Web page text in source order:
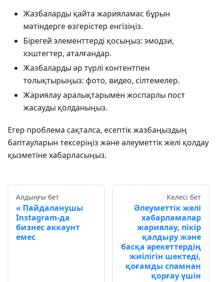
Жазбаларды қайта жарияламас бұрын
мәтіндерге өзгерістер енгізіңіз.
Бірегей элементтерді қосыңыз: эмодзи,
хэштегтер, аталғандар.
Жазбаларды әр түрлі контентпен
толықтырыңыз: фото, видео, сілтемелер.
Жариялау аралықтарымен жоспарлы пост
жасауды қолданыңыз.
Егер проблема сақталса, есептік жазбаңыздың
баптауларын тексеріңіз және әлеуметтік желі қолдау
қызметіне хабарласыңыз.
Алдыңғы бет
Пайдаланушы
Instagram-да
бизнес аккаунт
емес
Келесі бет
Әлеуметтік желі
хабарламалар
жариялау, пікір
қалдыру және
басқа әрекеттердің
жиілігін шектеді,
қоғамды спамнан
қорғау үшін